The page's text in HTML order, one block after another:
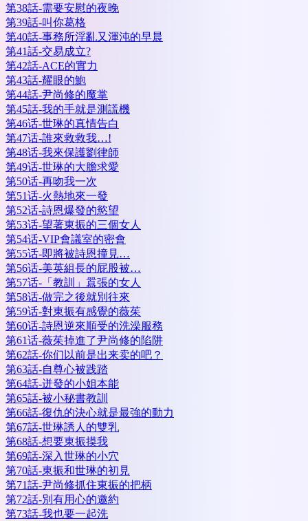
第38話-需要安慰的夜晚
第39話-叫你葛格
第40話-事務所淫亂又渾沌的早晨
第41話-交易成立?
第42話-ACE的實力
第43話-耀眼的鮑
第44話-尹尚修的魔掌
第45話-我的手就是測謊機
第46话-世琳的真情告白
第47话-誰來救救我…!
第48话-我來保護劉律師
第49话-世琳的大膽求愛
第50话-再吻我一次
第51话-火熱地來一發
第52话-詩恩爆發的慾望
第53话-望著東振的三個女人
第54话-VIP會議室的密會
第55话-即將被詩恩撞見…
第56话-美英組長的屁股被…
第57话-「教訓」囂張的女人
第58话-做完之後就別往來
第59话-對東振有感覺的薇茱
第60话-詩恩逆來順受的洗澡服務
第61话-薇茱掉進了尹尚修的陷阱
第62話-你们以前是出来卖的吧？
第63話-自尊心被践踏
第64話-迸發的小姐本能
第65話-被小秘書教訓
第66話-復仇的決心就是最強的動力
第67話-世琳誘人的雙乳
第68話-想要東振摸我
第69話-深入世琳的小穴
第70話-東振和世琳的初見
第71話-尹尚修抓住東振的把柄
第72話-別有用心的邀約
第73話-我也要一起洗